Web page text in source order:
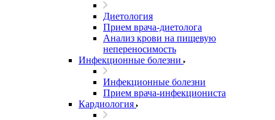
Диетология
Прием врача-диетолога
Анализ крови на пищевую
непереносимость
Инфекционные болезни
Инфекционные болезни
Прием врача-инфекциониста
Кардиология